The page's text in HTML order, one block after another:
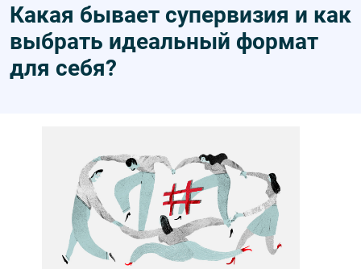
Какая бывает супервизия и как
выбрать идеальный формат
для себя?